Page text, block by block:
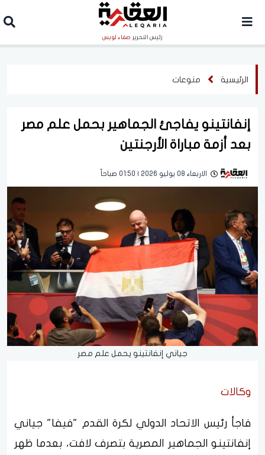
رئيس التحرير صفاء لويس
الرئيسية منوعات
إنفانتينو يفاجئ الجماهير بحمل علم مصر
بعد أزمة مباراة الأرجنتين
الاربعاء 08 يوليو 2026 | 01:50 صباحاً
جياني إنفانتينو يحمل علم مصر
وكالات
فاجأ رئيس الاتحاد الدولي لكرة القدم "فيفا" جياني
إنفانتينو الجماهير المصرية بتصرف لافت، بعدما ظهر